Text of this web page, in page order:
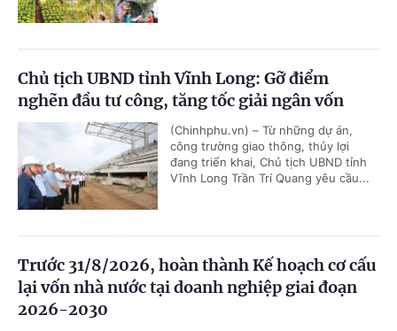
Chủ tịch UBND tỉnh Vĩnh Long: Gỡ điểm
nghẽn đầu tư công, tăng tốc giải ngân vốn
(Chinhphu.vn) – Từ những dự án,
công trường giao thông, thủy lợi
đang triển khai, Chủ tịch UBND tỉnh
Vĩnh Long Trần Trí Quang yêu cầu...
Trước 31/8/2026, hoàn thành Kế hoạch cơ cấu
lại vốn nhà nước tại doanh nghiệp giai đoạn
2026-2030